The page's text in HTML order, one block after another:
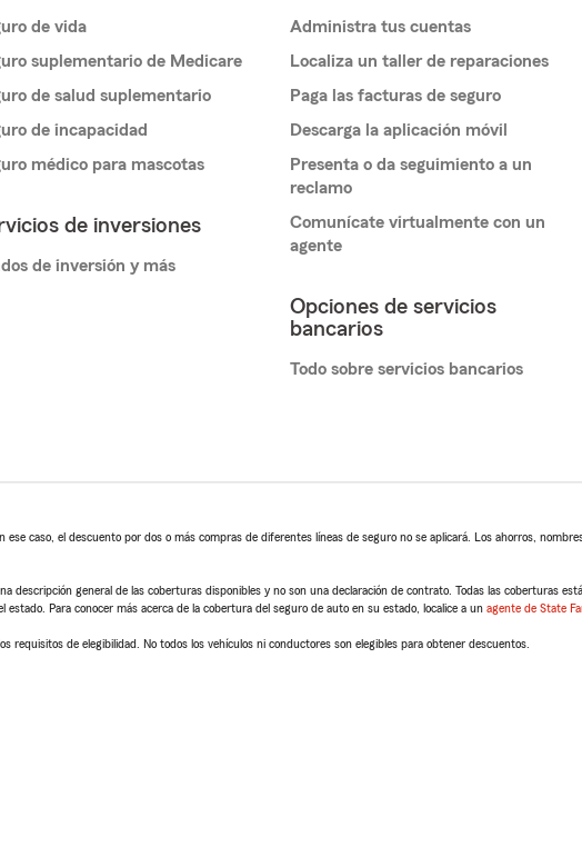
de vida
suplementario de Medicare
de salud suplementario
de incapacidad
médico para mascotas
de inversiones
de inversión y más
Administra tus cuentas
Localiza un taller de reparaciones
Paga las facturas de seguro
Descarga la aplicación móvil
Presenta o da seguimiento a un
reclamo
Comunícate virtualmente con un
agente
Opciones de servicios
bancarios
Todo sobre servicios bancarios
caso, el descuento por dos o más compras de diferentes líneas de seguro no se aplicará. Los ahorros,
descripción general de las coberturas disponibles y no son una declaración de contrato. Todas las coberturas
Para conocer más acerca de la cobertura del seguro de auto en su estado, localice a un agente de State
requisitos de elegibilidad. No todos los vehículos ni conductores son elegibles para obtener descuentos.